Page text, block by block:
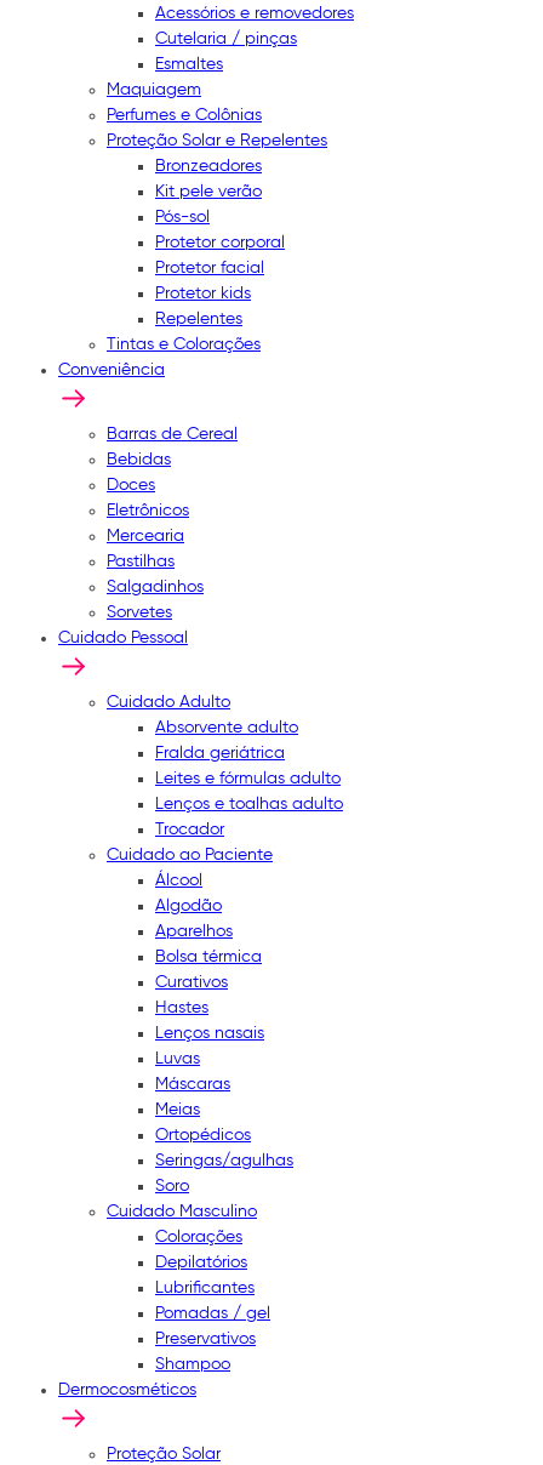
Acessórios e removedores
Cutelaria / pinças
Esmaltes
Maquiagem
Perfumes e Colônias
Proteção Solar e Repelentes
Bronzeadores
Kit pele verão
Pós-sol
Protetor corporal
Protetor facial
Protetor kids
Repelentes
Tintas e Colorações
Conveniência
Barras de Cereal
Bebidas
Doces
Eletrônicos
Mercearia
Pastilhas
Salgadinhos
Sorvetes
Cuidado Pessoal
Cuidado Adulto
Absorvente adulto
Fralda geriátrica
Leites e fórmulas adulto
Lenços e toalhas adulto
Trocador
Cuidado ao Paciente
Álcool
Algodão
Aparelhos
Bolsa térmica
Curativos
Hastes
Lenços nasais
Luvas
Máscaras
Meias
Ortopédicos
Seringas/agulhas
Soro
Cuidado Masculino
Colorações
Depilatórios
Lubrificantes
Pomadas / gel
Preservativos
Shampoo
Dermocosméticos
Proteção Solar